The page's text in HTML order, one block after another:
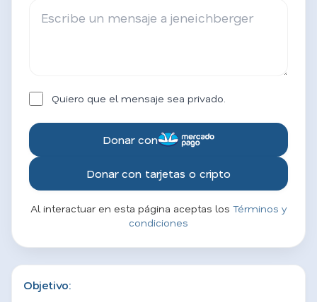
Quiero que el mensaje sea privado.
Donar con
Donar con tarjetas o cripto
Al interactuar en esta página aceptas los Términos y
condiciones
Objetivo: